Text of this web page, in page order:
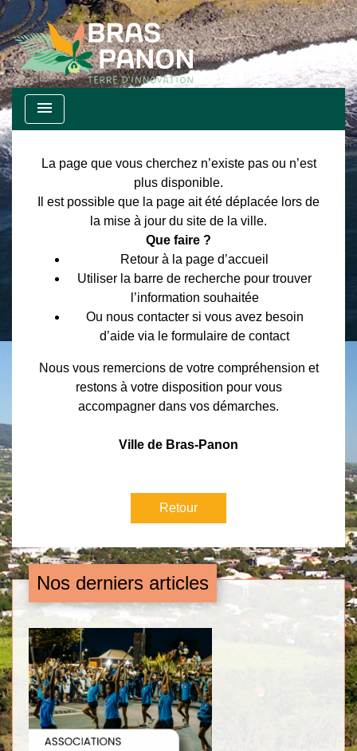
menu
La page que vous cherchez n’existe pas ou n’est
plus disponible.
Il est possible que la page ait été déplacée lors de
la mise à jour du site de la ville.
Que faire ?
Retour à la page d’accueil
Utiliser la barre de recherche pour trouver
l’information souhaitée
Ou nous contacter si vous avez besoin
d’aide via le formulaire de contact
Nous vous remercions de votre compréhension et
restons à votre disposition pour vous
accompagner dans vos démarches.
Ville de Bras-Panon
Retour
Nos derniers articles